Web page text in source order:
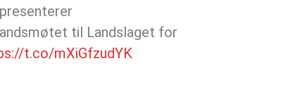
presenterer
til Landslaget for
t.co/mXiGfzudYK